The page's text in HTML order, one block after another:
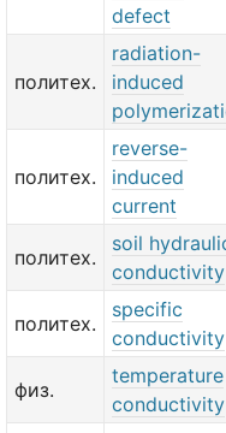
defect
политех.
radiation-
induced
политех.
reverse-
induced
current
политех.
soil
conductivity
политех.
specific
conductivity
физ.
temperature
conductivity